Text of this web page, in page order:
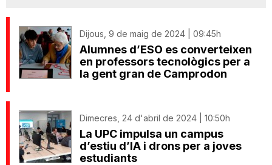
Dijous, 9 de maig de 2024 | 09:45h
Alumnes d’ESO es converteixen
en professors tecnològics per a
la gent gran de Camprodon
Dimecres, 24 d'abril de 2024 | 10:50h
La UPC impulsa un campus
d’estiu d’IA i drons per a joves
estudiants